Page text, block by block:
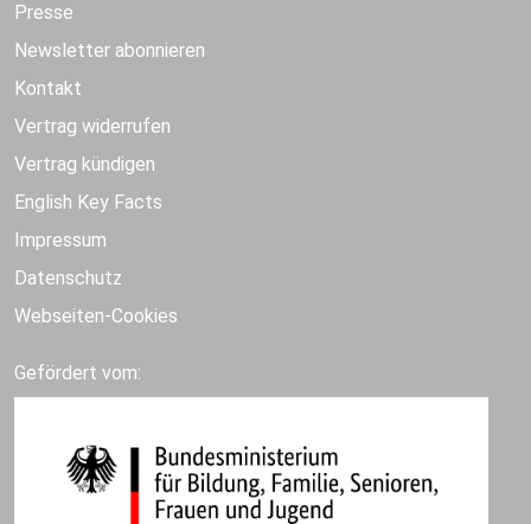
Presse
Newsletter abonnieren
Kontakt
Vertrag widerrufen
Vertrag kündigen
English Key Facts
Impressum
Datenschutz
Webseiten-Cookies
Gefördert vom: